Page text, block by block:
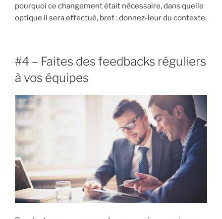
pourquoi ce changement était nécessaire, dans quelle
optique il sera effectué, bref : donnez-leur du contexte.
#4 – Faites des feedbacks réguliers
à vos équipes